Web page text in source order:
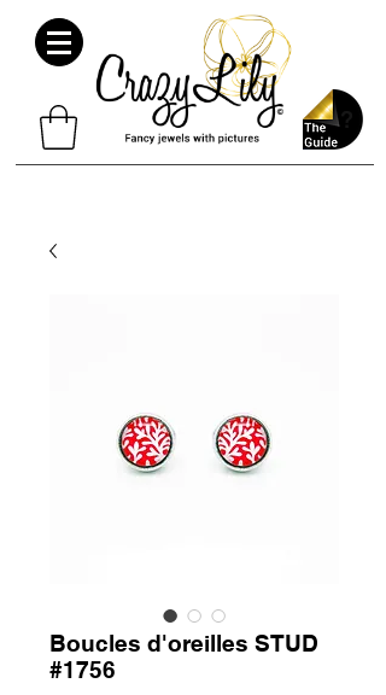
Boucles d'oreilles STUD
#1756